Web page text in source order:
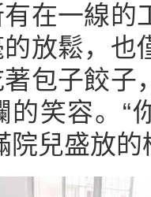
一線的
放鬆，也
包子餃子
笑容。“
院兒盛放